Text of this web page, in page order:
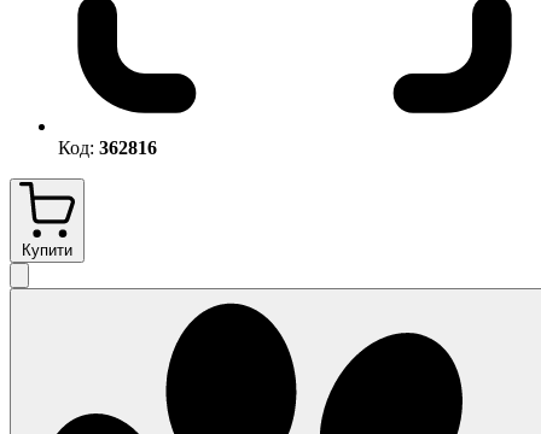
Код: 362816
Купити